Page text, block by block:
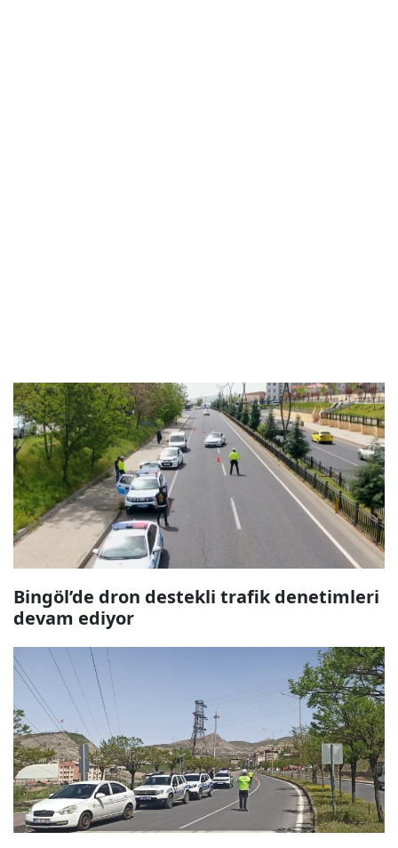
Bingöl’de dron destekli trafik denetimleri
devam ediyor